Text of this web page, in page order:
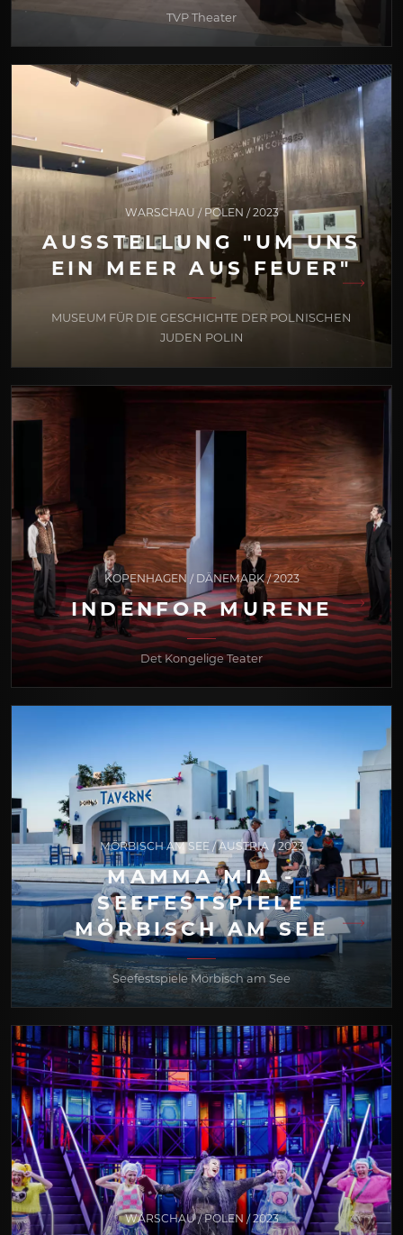
TVP Theater
WARSCHAU / POLEN / 2023
AUSSTELLUNG "UM UNS
EIN MEER AUS FEUER"
MUSEUM FÜR DIE GESCHICHTE DER POLNISCHEN
JUDEN POLIN
KOPENHAGEN / DÄNEMARK / 2023
INDENFOR MURENE
Det Kongelige Teater
MÖRBISCH AM SEE / AUSTRIA / 2023
MAMMA MIA -
SEEFESTSPIELE
MÖRBISCH AM SEE
Seefestspiele Mörbisch am See
WARSCHAU / POLEN / 2023